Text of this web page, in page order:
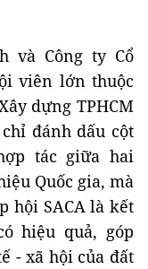
và Công ty Cổ
viên lớn thuộc
dựng TPHCM
đánh dấu cột
tác giữa hai
Quốc gia, mà
hội SACA là kết
hiệu quả, góp
- xã hội của đất